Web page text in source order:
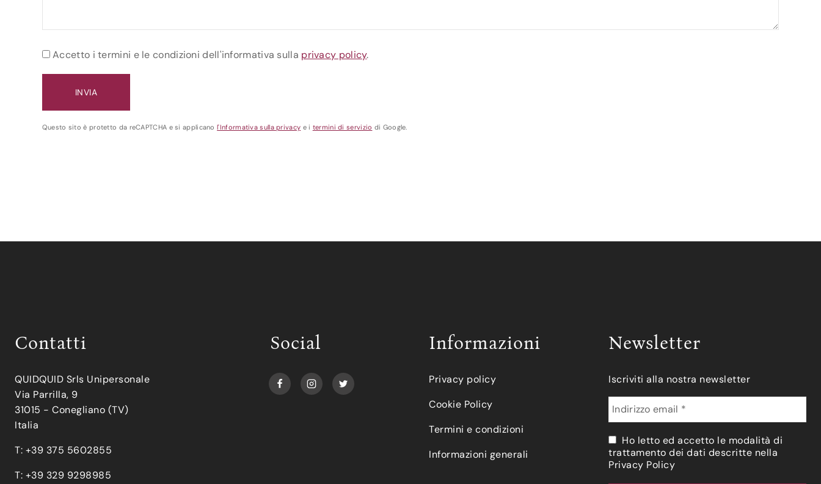
Accetto i termini e le condizioni dell'informativa sulla privacy policy.
Questo sito è protetto da reCAPTCHA e si applicanol'Informativa sulla privacy e i termini di servizio di Google.
Contatti
QUIDQUID Srls Unipersonale
Via Parrilla, 9
31015 - Conegliano (TV)
Italia
T: +39 375 5602855
T: +39 329 9298985
Social Informazioni
Privacy policy
Cookie Policy
Termini e condizioni
Informazioni generali
Newsletter
Iscriviti alla nostra newsletter
Ho letto ed accetto le modalità di
trattamento dei dati descritte nella
Privacy Policy